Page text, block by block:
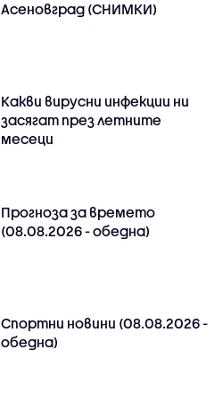
Асеновград (СНИМКИ)
Какви вирусни инфекции ни
засягат през летните
месеци
Прогноза за времето
(08.08.2026 - обедна)
Спортни новини (08.08.2026 -
обедна)